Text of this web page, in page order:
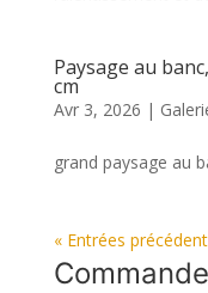
Paysage au
cm
Avr 3, 2026 |
grand paysage au
« Entrées
Commande